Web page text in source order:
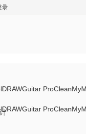
录
Guitar Pro
Guitar Pro